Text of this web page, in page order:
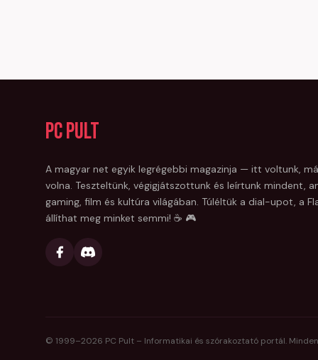
PC Pult
A magyar net egyik legrégebbi magazinja — itt voltunk,
volna. Teszteltünk, végigjátszottunk és leírtunk mindent,
gaming, film és kultúra világában. Túléltük a dial-upot, a
állíthat meg minket semmi! ☕ 🎮
© 1999–2026 PC Pult – Informatikai és szórakoztató portál.